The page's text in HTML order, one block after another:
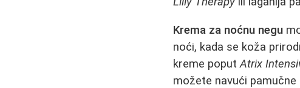
Krema za noćnu negu
noći, kada se koža
kreme poputAtrix
možete navući